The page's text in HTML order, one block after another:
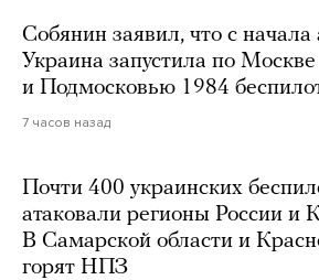
Собянин заявил, что с начала
Украина запустила по Москве
и Подмосковью 1984
7 часов назад
Почти 400 украинских
атаковали регионы России и
В Самарской области и
горят НПЗ